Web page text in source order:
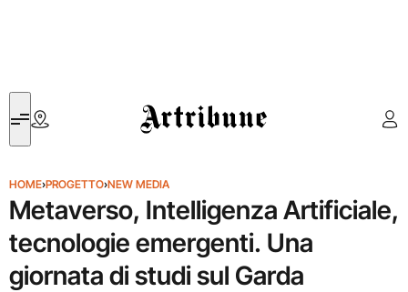
Artribune
HOME›PROGETTO›NEW MEDIA
Metaverso, Intelligenza Artificiale,
tecnologie emergenti. Una
giornata di studi sul Garda